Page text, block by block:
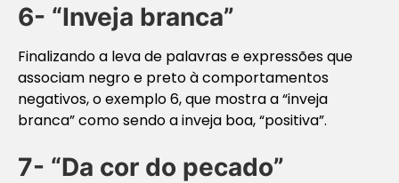
6- “Inveja branca”
Finalizando a leva de palavras e expressões que
associam negro e preto à comportamentos
negativos, o exemplo 6, que mostra a “inveja
branca” como sendo a inveja boa, “positiva”.
7- “Da cor do pecado”